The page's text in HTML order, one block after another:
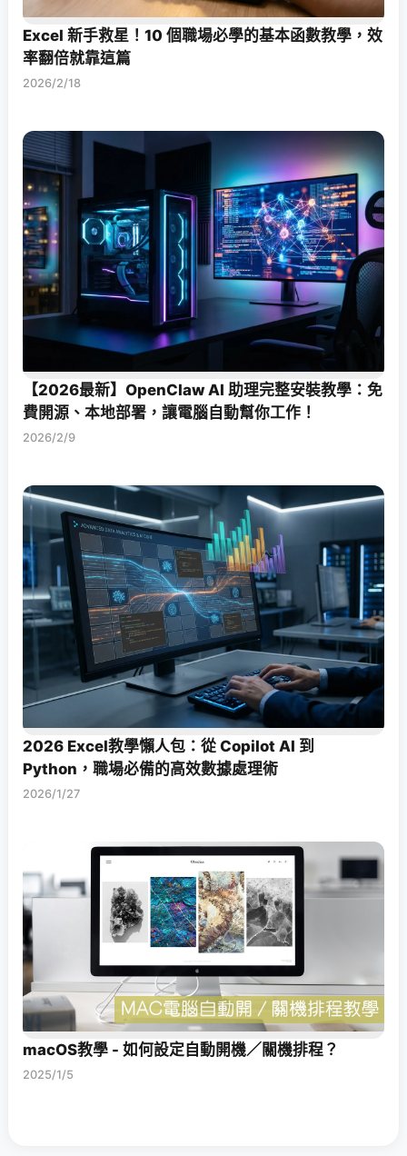
Excel 新手救星！10 個職場必學的基本函數教學，效
率翻倍就靠這篇
2026/2/18
【2026最新】OpenClaw AI 助理完整安裝教學：免
費開源、本地部署，讓電腦自動幫你工作！
2026/2/9
2026 Excel教學懶人包：從 Copilot AI 到
Python，職場必備的高效數據處理術
2026/1/27
macOS教學 - 如何設定自動開機／關機排程？
2025/1/5